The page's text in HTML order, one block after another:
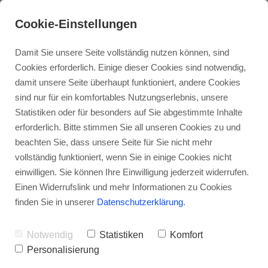
Über mich
Praxis
Jenseitskontakt
Aura Reading
Trance Healing
Workshops
Zirkel
Medialer Abend
Cookie-Einstellungen
Damit Sie unsere Seite vollständig nutzen können, sind
Cookies erforderlich. Einige dieser Cookies sind notwendig,
damit unsere Seite überhaupt funktioniert, andere Cookies
sind nur für ein komfortables Nutzungserlebnis, unsere
Statistiken oder für besonders auf Sie abgestimmte Inhalte
erforderlich. Bitte stimmen Sie all unseren Cookies zu und
beachten Sie, dass unsere Seite für Sie nicht mehr
vollständig funktioniert, wenn Sie in einige Cookies nicht
einwilligen. Sie können Ihre Einwilligung jederzeit widerrufen.
Einen Widerrufslink und mehr Informationen zu Cookies
finden Sie in unserer Datenschutzerklärung.
Notwendig Statistiken
Komfort
Personalisierung